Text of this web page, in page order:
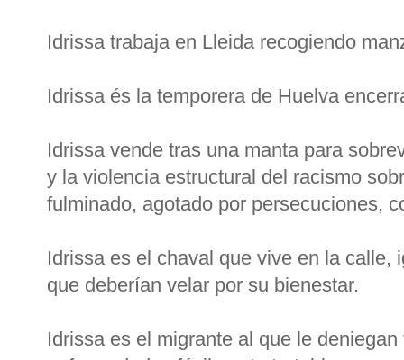
Idrissa trabaja en Lleida recogiendo
Idrissa és la temporera de Huelva
Idrissa vende tras una manta para
y la violencia estructural del racismo
fulminado, agotado por persecuciones,
Idrissa es el chaval que vive en la calle,
que deberían velar por su bienestar.
Idrissa es el migrante al que le